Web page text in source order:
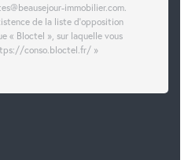
immobilier.com.
de la liste d'opposition
« Bloctel », sur laquelle vous
conso.bloctel.fr/ »